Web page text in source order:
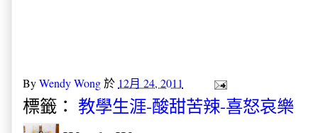
ByWendy Wong於 12月 24, 2011
標籤： 教學生涯-酸甜苦辣-喜怒哀樂